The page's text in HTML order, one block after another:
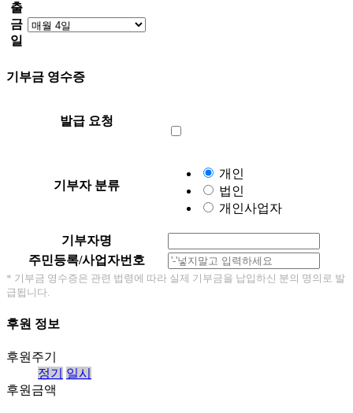
출
금
일
기부금 영수증
발급 요청
기부자 분류
개인
법인
개인사업자
기부자명
주민등록/사업자번호
* 기부금 영수증은 관련 법령에 따라 실제 기부금을 납입하신 분의 명의로 발
급됩니다.
후원 정보
후원주기
정기
일시
후원금액